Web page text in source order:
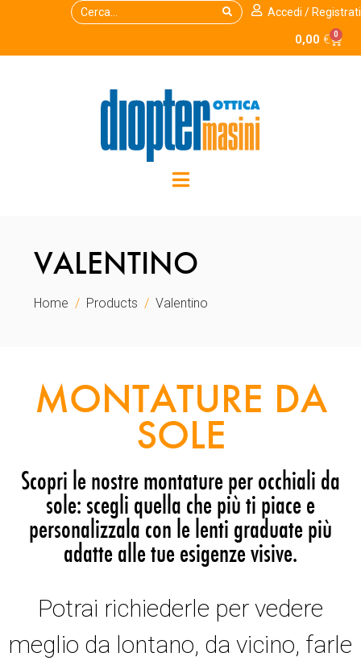
Accedi / Registrati
0,00 € 0
VALENTINO
Home Products Valentino
MONTATURE DA
SOLE
Scopri le nostre montature per occhiali da
sole: scegli quella che più ti piace e
personalizzala con le lenti graduate più
adatte alle tue esigenze visive.
Potrai richiederle per vedere
meglio da lontano, da vicino, farle